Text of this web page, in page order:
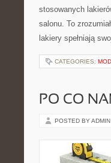
stosowanych
salonu. To
lakiery spełniają
CATEGORIES:
PO CO
POSTED BY ADMIN